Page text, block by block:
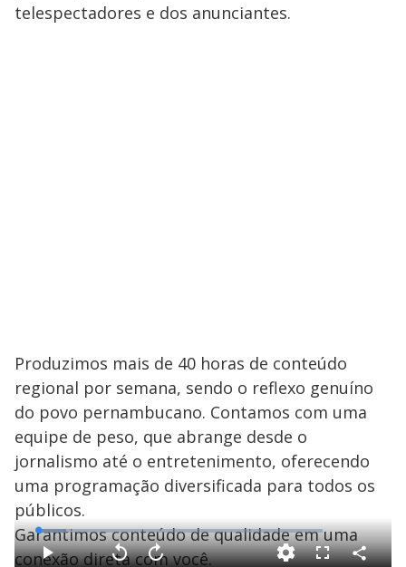
telespectadores e dos anunciantes.
Produzimos mais de 40 horas de conteúdo
regional por semana, sendo o reflexo genuíno
do povo pernambucano. Contamos com uma
equipe de peso, que abrange desde o
jornalismo até o entretenimento, oferecendo
uma programação diversificada para todos os
públicos.
Garantimos conteúdo de qualidade em uma
conexão direta com você.
L
o
a
d